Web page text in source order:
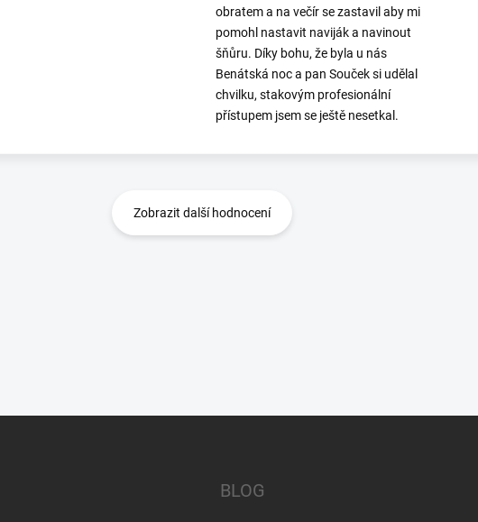
obratem a na večír se zastavil aby mi
pomohl nastavit naviják a navinout
šňůru. Díky bohu, že byla u nás
Benátská noc a pan Souček si udělal
chvilku, stakovým profesionální
přístupem jsem se ještě nesetkal.
Zobrazit další hodnocení
BLOG